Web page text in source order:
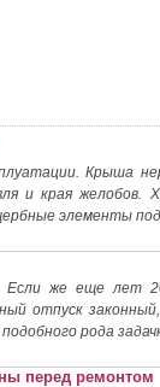
Крыша
и края желобов.
элементы
же еще лет
отпуск
рода
перед ремонтом